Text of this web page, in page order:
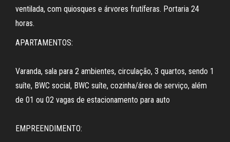
ventilada, com quiosques e árvores frutíferas. Portaria 24
horas.
APARTAMENTOS:
Varanda, sala para 2 ambientes, circulação, 3 quartos, sendo 1
suíte, BWC social, BWC suíte, cozinha/área de serviço, além
de 01 ou 02 vagas de estacionamento para auto
EMPREENDIMENTO: